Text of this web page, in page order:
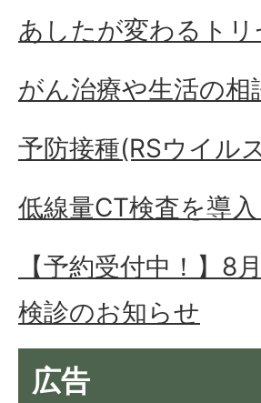
あしたが変わるト
がん治療や生活の
予防接種(RSウイル
低線量CT検査を導入
【予約受付中！】8
検診のお知らせ
広告